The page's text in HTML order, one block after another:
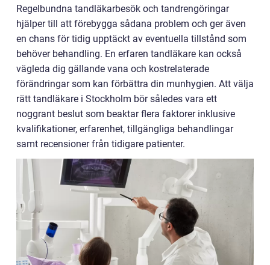
Regelbundna tandläkarbesök och tandrengöringar
hjälper till att förebygga sådana problem och ger även
en chans för tidig upptäckt av eventuella tillstånd som
behöver behandling. En erfaren tandläkare kan också
vägleda dig gällande vana och kostrelaterade
förändringar som kan förbättra din munhygien. Att välja
rätt tandläkare i Stockholm bör således vara ett
noggrant beslut som beaktar flera faktorer inklusive
kvalifikationer, erfarenhet, tillgängliga behandlingar
samt recensioner från tidigare patienter.